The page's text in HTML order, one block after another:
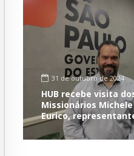
31 de outubro de 2024
HUB recebe visita
Missionários
Eurico,